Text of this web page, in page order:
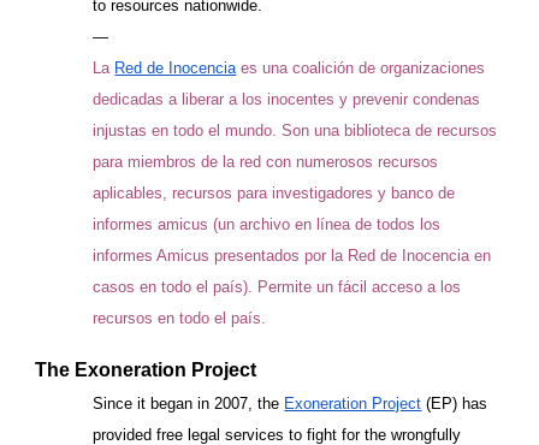
to resources nationwide.
—
La Red de Inocenciaes una coalición de organizaciones
dedicadas a liberar a los inocentes y prevenir condenas
injustas en todo el mundo. Son una biblioteca de recursos
para miembros de la red con numerosos recursos
aplicables, recursos para investigadores y banco de
informes amicus (un archivo en línea de todos los
informes Amicus presentados por la Red de Inocencia en
casos en todo el país). Permite un fácil acceso a los
recursos en todo el país.
The Exoneration Project
Since it began in 2007, the Exoneration Project (EP) has
provided free legal services to fight for the wrongfully